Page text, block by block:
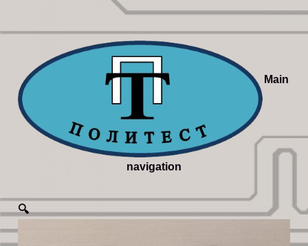
Main
navigation
🔍